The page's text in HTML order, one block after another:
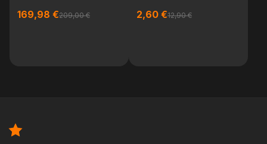
169,98 €209,00 € 2,60 €12,90 €